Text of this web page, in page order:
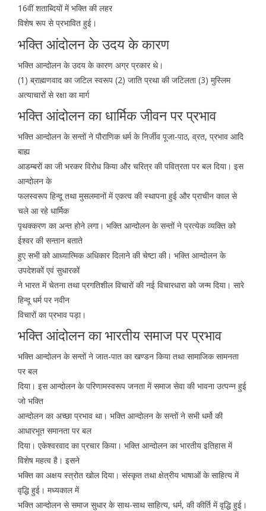
16वीं शताब्दियों में भक्ति की लहर
विशेष रूप से प्रभावित हुई।
भक्ति आंदोलन के उदय के कारण
भक्ति आन्दोलन के उदय के कारण अग्र प्रकार थे।
(1) ब्राह्मणवाद का जटिल स्वरूप (2) जाति प्रथा की जटिलता (3) मुस्लिम
अत्याचारों से रक्षा का मार्ग
भक्ति आंदोलन का धार्मिक जीवन पर प्रभाव
भक्ति आन्दोलन के सन्तों ने पौराणिक धर्म के निर्जीव पूजा-पाठ, व्रत, प्रभाव आदि
बाह्य
आडम्बरों का जी भरकर विरोध किया और चरित्र की पवित्रता पर बल दिया। इस
आन्दोलन के
फलस्वरूप हिन्दू तथा मुसलमानों में एकत्व की स्थापना हुई और प्राचीन काल से
चले आ रहे धार्मिक
पृथक्करण का अन्त होने लगा। भक्ति आन्दोलन के सन्तों ने प्रत्येक व्यक्ति को
ईश्वर की सन्तान बताते
हुए सभी को आध्यात्मिक अधिकार दिलाने की चेष्टा की। भक्ति आन्दोलन के
उपदेशकों एवं सुधारकों
ने भारत में चेतना तथा प्रगतिशील विचारों की नई विचारधारा को जन्म दिया। सारे
हिन्दू धर्म पर नवीन
विचारों का प्रभाव पड़ा।
भक्ति आंदोलन का भारतीय समाज पर प्रभाव
भक्ति आन्दोलन के सन्तों ने जात-पात का खण्डन किया तथा सामाजिक सामनता
पर बल
दिया। इस आन्दोलन के परिणामस्वरूप जनता में समाज सेवा की भावना उत्पन्न हुई
जो भक्ति
आन्दोलन का अच्छा प्रभाव था। भक्ति आन्दोलन के सन्तों ने सभी धर्मो की
आधारभूत समानता पर बल
दिया। एकेश्वरवाद का प्रचार किया। भक्ति आन्दोलन का भारतीय इतिहास में
विशेष महत्व है। इसने
भक्ति का अक्षय स्त्रोत खोल दिया। संस्कृत तथा क्षेत्रीय भाषाओं के साहित्य में
वृद्धि हुई। मध्यकाल में
भक्ति आन्दोलन से समाज सुधार के साथ-साथ साहित्य, धर्म, की कीर्ति में वृद्धि हुई।